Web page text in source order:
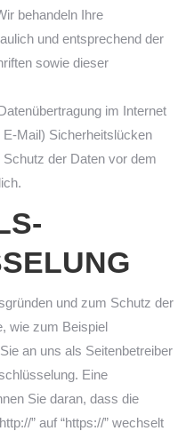
behandeln Ihre
und entsprechend der
sowie dieser
im Internet
Mail) Sicherheitslücken
der Daten vor dem
und zum Schutz der
wie zum Beispiel
an uns als Seitenbetreiber
Eine
Sie daran, dass die
” auf “https://” wechselt